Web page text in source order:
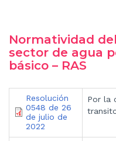
Normatividad
sector de agua
básico – RAS
Resolución
0548 de 26
de julio de
2022
Por la